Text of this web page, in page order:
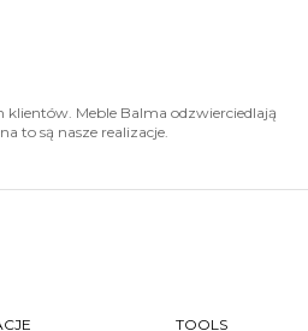
klientów. Meble Balma odzwierciedlają
to są nasze realizacje.
TOOLS